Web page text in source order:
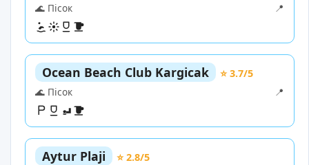
🌊 Пісок
📍
Ocean Beach Club Kargicak
⭐ 3.7/5
🌊 Пісок
📍
Aytur Plaji
⭐ 2.8/5